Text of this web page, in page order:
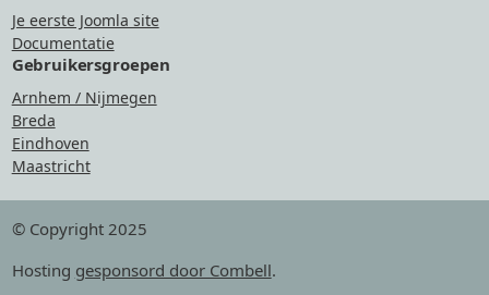
Je eerste Joomla site
Documentatie
Gebruikersgroepen
Arnhem / Nijmegen
Breda
Eindhoven
Maastricht
© Copyright 2025
Hosting gesponsord door Combell.